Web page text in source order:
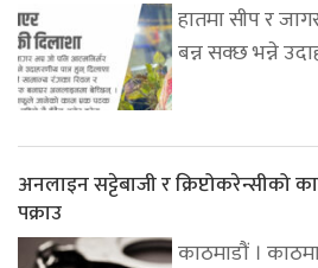
हातमा सीप र
बन्न सक्छ भन्ने
अनलाइन सट्टेबाजी र क्रिप्टोकरेन्सीको
पक्राउ
काठमाडौं ।